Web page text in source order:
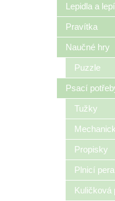
Lepidla a
Pravítka
Naučné hry
Puzzle
Psací
Tužky
Propisky
Plnicí pera
Kuličková